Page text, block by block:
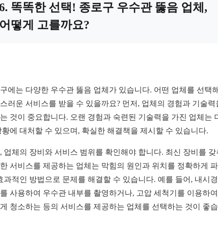
똑똑한 선택! 종로구 우수관 뚫음 업체,
떻게 고를까요?
에는 다양한 우수관 뚫음 업체가 있습니다. 어떤 업체를 선택
러운 서비스를 받을 수 있을까요? 먼저, 업체의 경험과 기술력
것이 중요합니다. 오랜 경험과 숙련된 기술력을 가진 업체는
황에 대처할 수 있으며, 확실한 해결책을 제시할 수 있습니다.
업체의 장비와 서비스 범위를 확인해야 합니다. 최신 장비를 갖
서비스를 제공하는 업체는 막힘의 원인과 위치를 정확하게
과적인 방법으로 문제를 해결할 수 있습니다. 예를 들어, 내시
사용하여 우수관 내부를 촬영하거나, 고압 세척기를 이용하
청소하는 등의 서비스를 제공하는 업체를 선택하는 것이 좋